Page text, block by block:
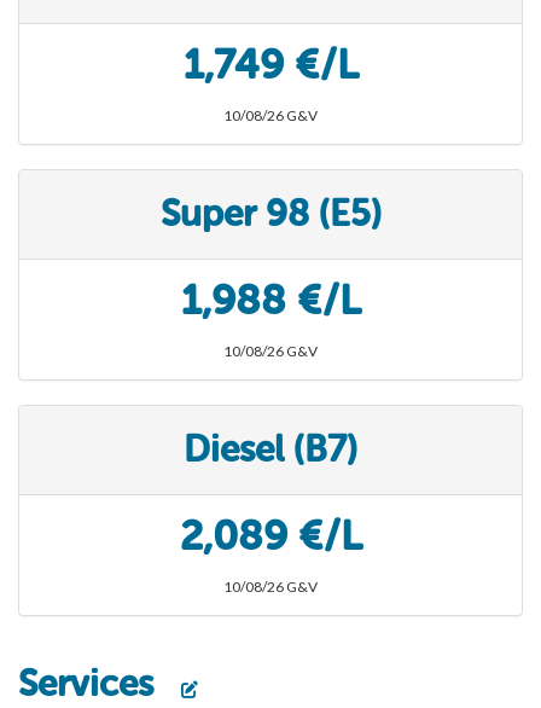
1,749 €/L
10/08/26 G&V
Super 98 (E5)
1,988 €/L
10/08/26 G&V
Diesel (B7)
2,089 €/L
10/08/26 G&V
Services